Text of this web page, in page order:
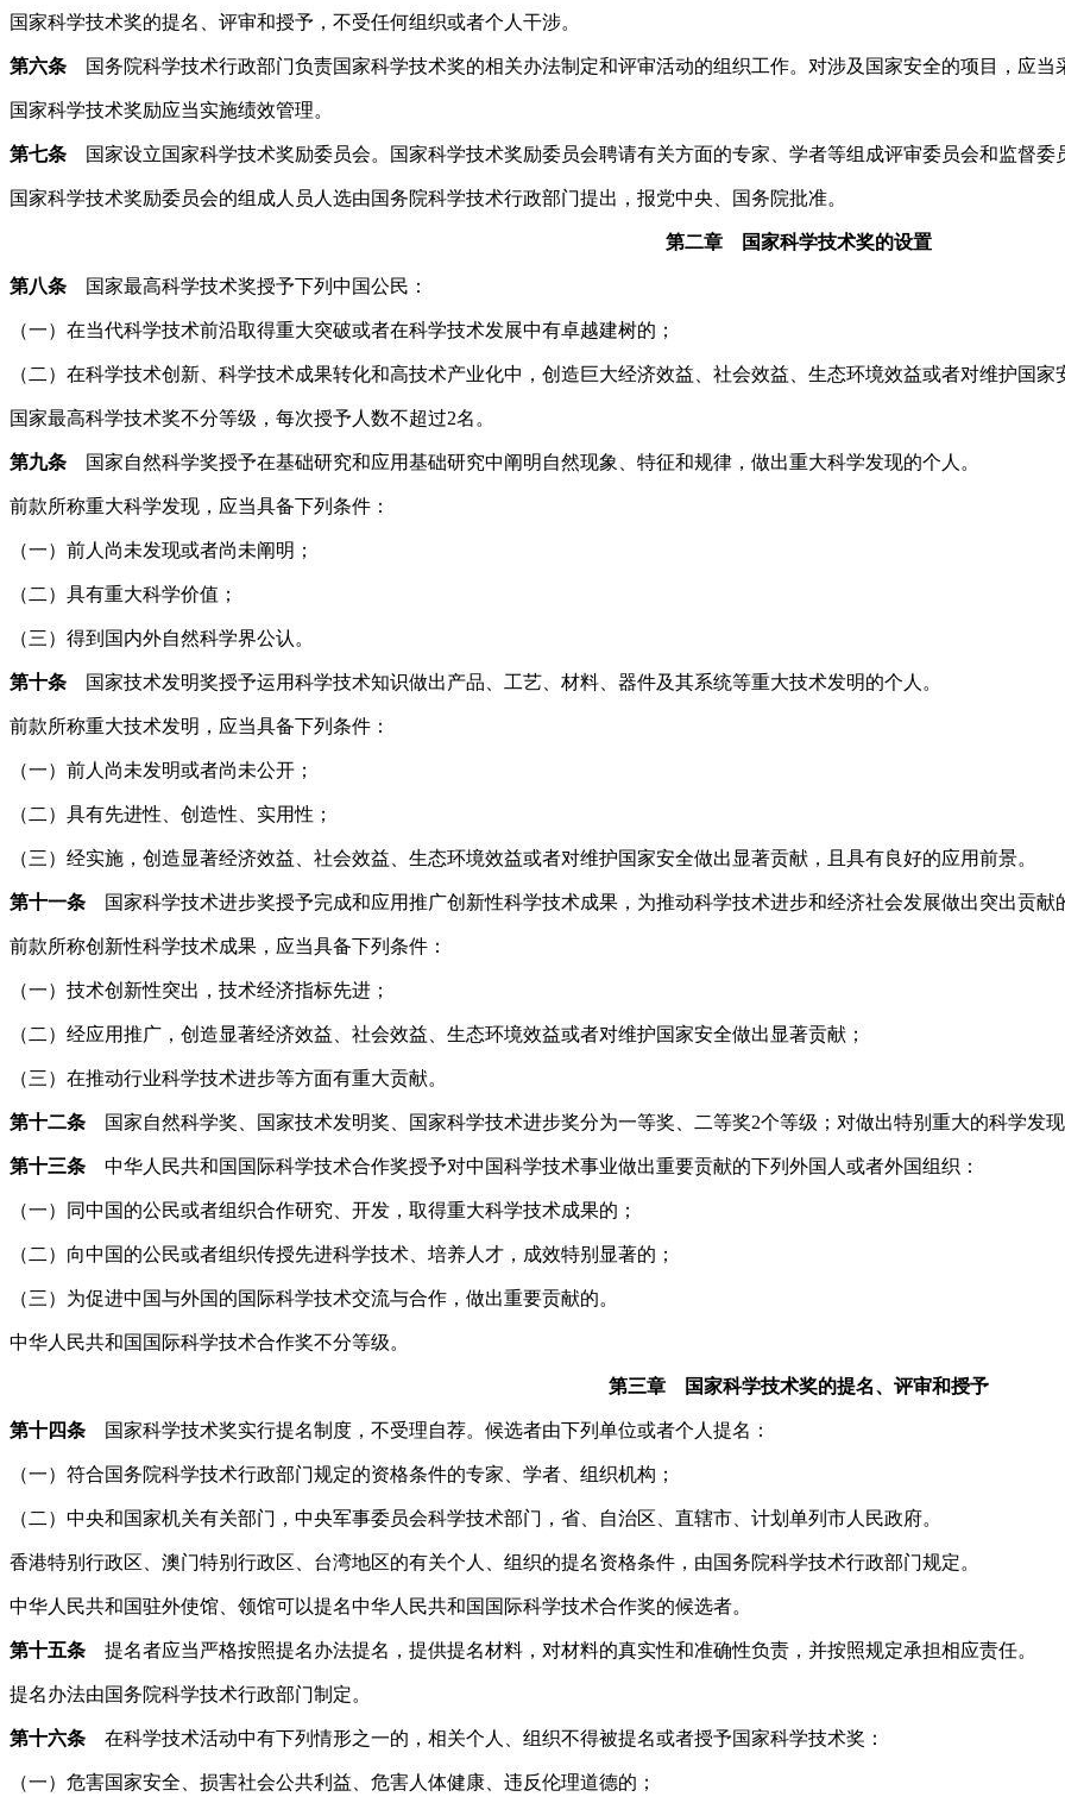
国家科学技术奖的提名、评审和授予，不受任何组织或者个人干涉。
第六条 国务院科学技术行政部门负责国家科学技术奖的相关办法制定和评审活动的组织工作。对涉及国家安全的项目，应当
国家科学技术奖励应当实施绩效管理。
第七条 国家设立国家科学技术奖励委员会。国家科学技术奖励委员会聘请有关方面的专家、学者等组成评审委员会和监督委
国家科学技术奖励委员会的组成人员人选由国务院科学技术行政部门提出，报党中央、国务院批准。
第二章 国家科学技术奖的设置
第八条 国家最高科学技术奖授予下列中国公民：
（一）在当代科学技术前沿取得重大突破或者在科学技术发展中有卓越建树的；
（二）在科学技术创新、科学技术成果转化和高技术产业化中，创造巨大经济效益、社会效益、生态环境效益或者对维护国家
国家最高科学技术奖不分等级，每次授予人数不超过2名。
第九条 国家自然科学奖授予在基础研究和应用基础研究中阐明自然现象、特征和规律，做出重大科学发现的个人。
前款所称重大科学发现，应当具备下列条件：
（一）前人尚未发现或者尚未阐明；
（二）具有重大科学价值；
（三）得到国内外自然科学界公认。
第十条 国家技术发明奖授予运用科学技术知识做出产品、工艺、材料、器件及其系统等重大技术发明的个人。
前款所称重大技术发明，应当具备下列条件：
（一）前人尚未发明或者尚未公开；
（二）具有先进性、创造性、实用性；
（三）经实施，创造显著经济效益、社会效益、生态环境效益或者对维护国家安全做出显著贡献，且具有良好的应用前景。
第十一条 国家科学技术进步奖授予完成和应用推广创新性科学技术成果，为推动科学技术进步和经济社会发展做出突出贡献
前款所称创新性科学技术成果，应当具备下列条件：
（一）技术创新性突出，技术经济指标先进；
（二）经应用推广，创造显著经济效益、社会效益、生态环境效益或者对维护国家安全做出显著贡献；
（三）在推动行业科学技术进步等方面有重大贡献。
第十二条 国家自然科学奖、国家技术发明奖、国家科学技术进步奖分为一等奖、二等奖2个等级；对做出特别重大的科学发
第十三条 中华人民共和国国际科学技术合作奖授予对中国科学技术事业做出重要贡献的下列外国人或者外国组织：
（一）同中国的公民或者组织合作研究、开发，取得重大科学技术成果的；
（二）向中国的公民或者组织传授先进科学技术、培养人才，成效特别显著的；
（三）为促进中国与外国的国际科学技术交流与合作，做出重要贡献的。
中华人民共和国国际科学技术合作奖不分等级。
第三章 国家科学技术奖的提名、评审和授予
第十四条 国家科学技术奖实行提名制度，不受理自荐。候选者由下列单位或者个人提名：
（一）符合国务院科学技术行政部门规定的资格条件的专家、学者、组织机构；
（二）中央和国家机关有关部门，中央军事委员会科学技术部门，省、自治区、直辖市、计划单列市人民政府。
香港特别行政区、澳门特别行政区、台湾地区的有关个人、组织的提名资格条件，由国务院科学技术行政部门规定。
中华人民共和国驻外使馆、领馆可以提名中华人民共和国国际科学技术合作奖的候选者。
第十五条 提名者应当严格按照提名办法提名，提供提名材料，对材料的真实性和准确性负责，并按照规定承担相应责任。
提名办法由国务院科学技术行政部门制定。
第十六条 在科学技术活动中有下列情形之一的，相关个人、组织不得被提名或者授予国家科学技术奖：
（一）危害国家安全、损害社会公共利益、危害人体健康、违反伦理道德的；